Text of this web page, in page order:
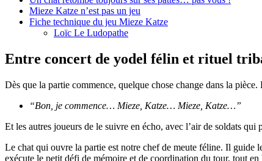
Mieze Katze n’est pas un jeu
Fiche technique du jeu Mieze Katze
Loïc Le Ludopathe
Entre concert de yodel félin et rituel
Dès que la partie commence, quelque chose change dans la
“Bon, je commence… Mieze, Katze… Mieze, Katze…”
Et les autres joueurs de le suivre en écho, avec l’air de soldats qui
Le chat qui ouvre la partie est notre chef de meute féline. Il guide
exécute le petit défi de mémoire et de coordination du tour, tout